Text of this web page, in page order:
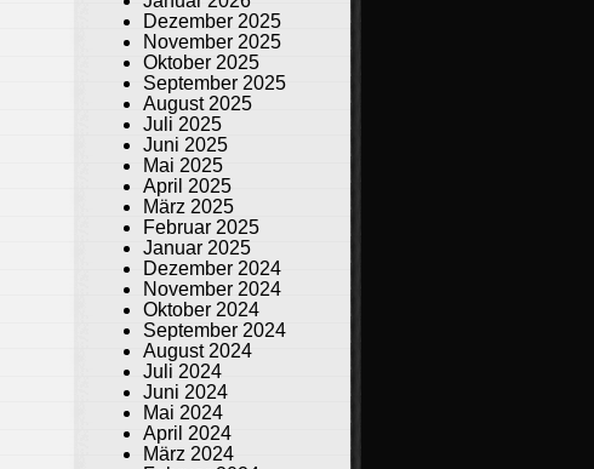
Dezember 2025
November 2025
Oktober 2025
September 2025
August 2025
Juli 2025
Juni 2025
Mai 2025
April 2025
März 2025
Februar 2025
Januar 2025
Dezember 2024
November 2024
Oktober 2024
September 2024
August 2024
Juli 2024
Juni 2024
Mai 2024
April 2024
März 2024